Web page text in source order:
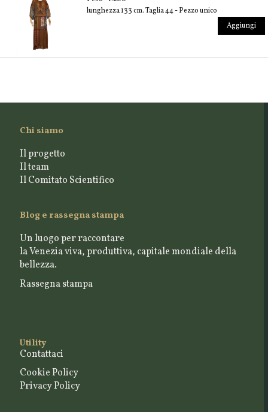
lunghezza 133 cm. Taglia 44 - Pezzo unico
Aggiungi
Chi siamo
Il progetto
Il team
Il Comitato Scientifico
Blog e rassegna stampa
Un luogo per raccontare
la Venezia viva, produttiva, capitale mondiale della
bellezza.
Rassegna stampa
Utility
Contattaci
Cookie Policy
Privacy Policy